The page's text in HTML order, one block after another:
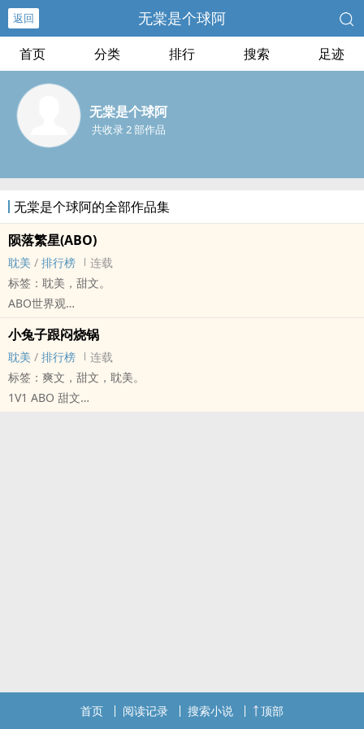
返回 无棠是个球阿
首页 分类 排行 搜索 足迹
无棠是个球阿
共收录 2 部作品
无棠是个球阿的全部作品集
陨落繁星(ABO)
‎‎耽‎‌美‎‌‍ / 排行榜
连载
标签：‎‎耽‎‌美‎‌‍，甜文。
ABO世界观
详细在第一章描述
几本上有主线但都在%%%
当有正文的肉看就好
====================
小兔子跟闷烧锅
‎‎耽‎‌美‎‌‍ / 排行榜
连载
标签：爽文，甜文，‎‎耽‎‌美‎‌‍。
‎‌‌1‎V‎‌1‍‌‎ ABO 甜文
首页 阅读记录 搜索小说 顶部